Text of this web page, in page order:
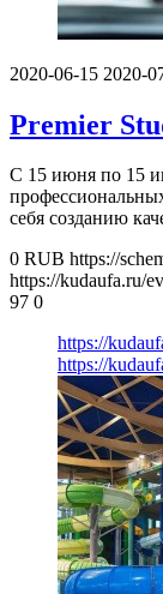
2020-06-15 2020-
Premier
С 15 июня по 15
себя созданию
0 RUB https://
https://kudaufa.ru/
97 0
https://
https://